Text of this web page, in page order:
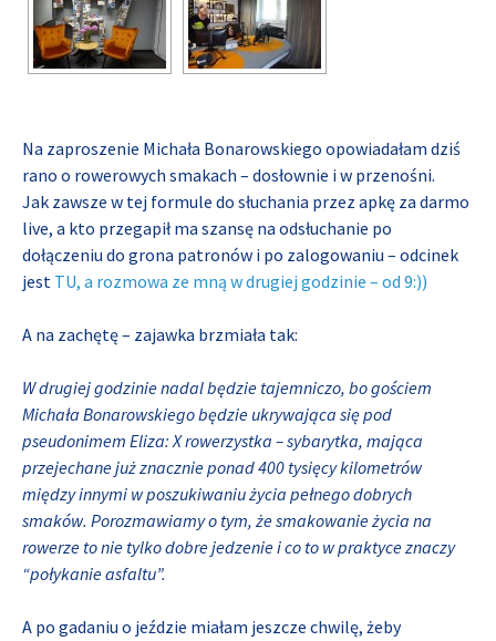
Na zaproszenie Michała Bonarowskiego opowiadałam dziś
rano o rowerowych smakach – dosłownie i w przenośni.
Jak zawsze w tej formule do słuchania przez apkę za darmo
live, a kto przegapił ma szansę na odsłuchanie po
dołączeniu do grona patronów i po zalogowaniu – odcinek
jest TU, a rozmowa ze mną w drugiej godzinie – od 9:))
A na zachętę – zajawka brzmiała tak:
W drugiej godzinie nadal będzie tajemniczo, bo gościem
Michała Bonarowskiego będzie ukrywająca się pod
pseudonimem Eliza: X rowerzystka – sybarytka, mająca
przejechane już znacznie ponad 400 tysięcy kilometrów
między innymi w poszukiwaniu życia pełnego dobrych
smaków. Porozmawiamy o tym, że smakowanie życia na
rowerze to nie tylko dobre jedzenie i co to w praktyce znaczy
“połykanie asfaltu”.
A po gadaniu o jeździe miałam jeszcze chwilę, żeby